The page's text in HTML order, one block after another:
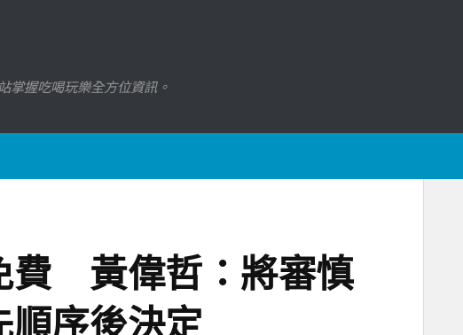
握吃喝玩樂全方位資訊。
費 黃偉哲：將審慎
順序後決定